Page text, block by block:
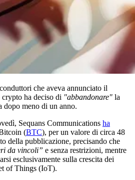
che aveva annunciato il
ha deciso di "abbandonare" la
dopo meno di un anno.
Sequans Communications ha
(BTC), per un valore di circa 48
della pubblicazione, precisando che
da vincoli” e senza restrizioni, mentre
esclusivamente sulla crescita dei
of Things (IoT).